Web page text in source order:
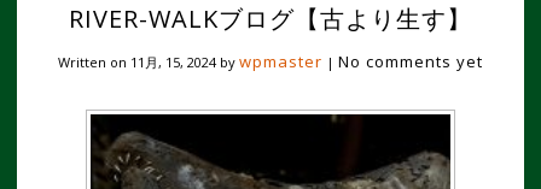
RIVER-WALKブログ【古より生す】
Written on 11月, 15, 2024 by wpmaster | No comments yet